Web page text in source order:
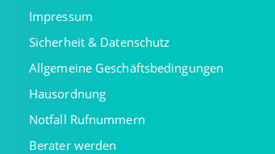
Impressum
Sicherheit & Datenschutz
Allgemeine Geschäftsbedingungen
Hausordnung
Notfall Rufnummern
Berater werden